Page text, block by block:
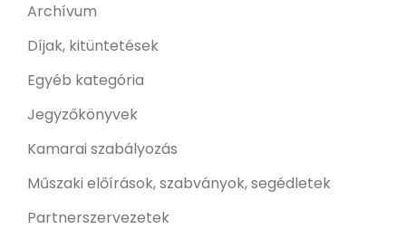
Archívum
Díjak, kitüntetések
Egyéb kategória
Jegyzőkönyvek
Kamarai szabályozás
Műszaki előírások, szabványok, segédletek
Partnerszervezetek